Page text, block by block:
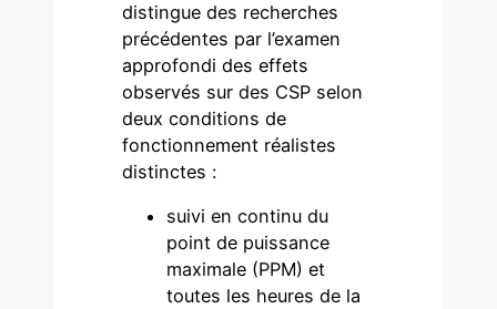
distingue des recherches
précédentes par l’examen
approfondi des effets
observés sur des CSP selon
deux conditions de
fonctionnement réalistes
distinctes :
suivi en continu du
point de puissance
maximale (PPM) et
toutes les heures de la